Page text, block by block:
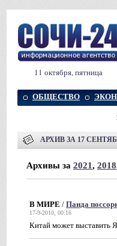
11 октября, пятница
ОБЩЕСТВО
АРХИВ ЗА 17
Архивы за 2021, 2018
В МИРЕ / Панда
17-9-2010, 00:16
Китай может выставить